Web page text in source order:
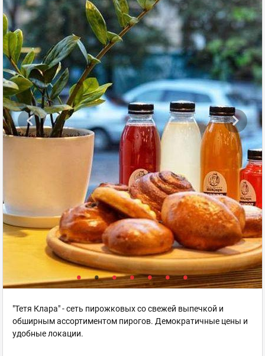
"Тетя Клара" - сеть пирожковых со свежей выпечкой и
обширным ассортиментом пирогов. Демократичные цены и
удобные локации.